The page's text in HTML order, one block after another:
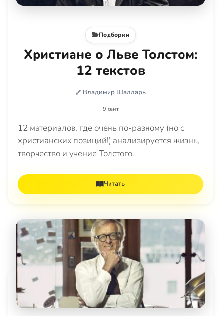
Подборки
Христиане о Льве Толстом:
12 текстов
Владимир Шалларь
9 сент
12 материалов, где очень по-разному (но с
христианских позиций!) анализируется жизнь,
творчество и учение Толстого.
Читать